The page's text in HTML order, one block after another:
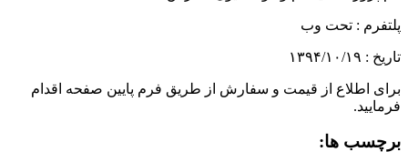
پلتفرم : تحت وب
تاریخ : ۱۳۹۴/۱۰/۱۹
برای اطلاع از قیمت و سفارش از طریق فرم پایین صفحه اقدام
فرمایید.
برچسب ها: